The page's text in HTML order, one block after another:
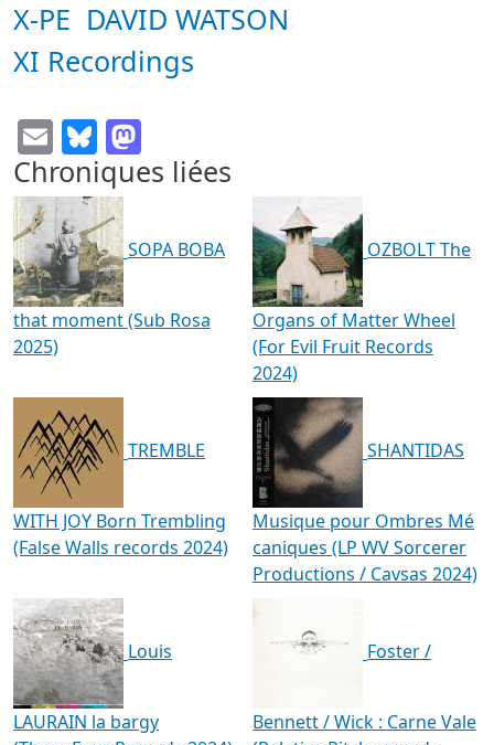
X-PE DAVID WATSON
XI Recordings
EmailBluesky
Chroniques liées
SOPA BOBA
that moment (Sub Rosa
2025)
OZBOLT The
Organs of Matter Wheel
(For Evil Fruit Records
2024)
TREMBLE
WITH JOY Born Trembling
(False Walls records 2024)
SHANTIDAS
Musique pour Ombres M​é​
caniques (LP WV Sorcerer
Productions / Cavsas 2024)
Louis
LAURAIN la bargy
Foster /
Bennett / Wick : Carne Vale